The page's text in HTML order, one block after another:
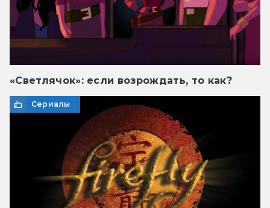
«Светлячок»: если возрождать, то как?
Сериалы